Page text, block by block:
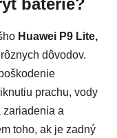
Huawei P9 Lite,
dôvodov.
prachu, vody
zariadenia a
toho, ak je zadný